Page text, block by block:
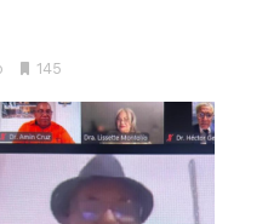
•145